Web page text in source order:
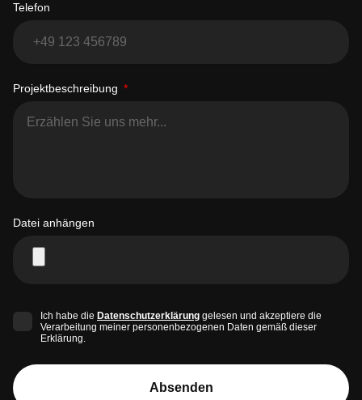
Telefon
Projektbeschreibung
Datei anhängen
Ich habe die Datenschutzerklärung gelesen und akzeptiere die
Verarbeitung meiner personenbezogenen Daten gemäß dieser
Erklärung.
Absenden